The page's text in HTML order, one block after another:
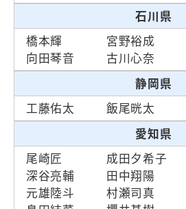
石川県
橋本輝
宮野裕成
向田琴音
古川心奈
静岡県
工藤佑太
飯尾晄太
愛知県
尾崎匠
成田夕希子
深谷亮輔
田中翔陽
元雄陸斗
村瀬司真